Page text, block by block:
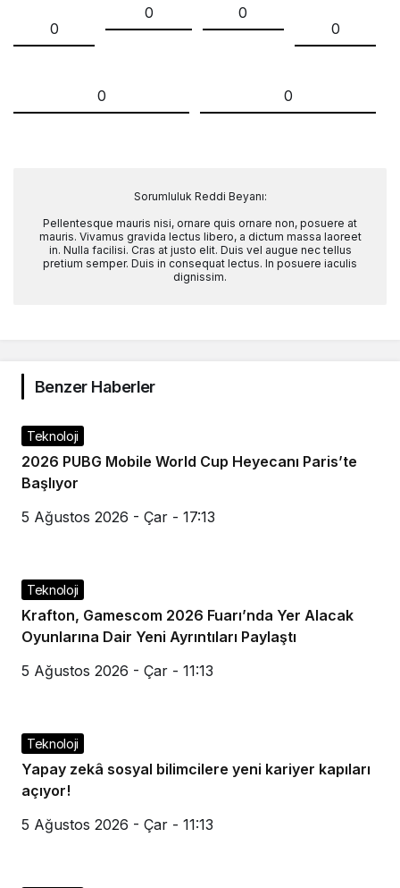
0
0
0
0
0 0
Sorumluluk Reddi Beyanı:
Pellentesque mauris nisi, ornare quis ornare non, posuere at
mauris. Vivamus gravida lectus libero, a dictum massa laoreet
in. Nulla facilisi. Cras at justo elit. Duis vel augue nec tellus
pretium semper. Duis in consequat lectus. In posuere iaculis
dignissim.
Benzer Haberler
Teknoloji
2026 PUBG Mobile World Cup Heyecanı Paris’te
Başlıyor
5 Ağustos 2026 - Çar - 17:13
Teknoloji
Krafton, Gamescom 2026 Fuarı’nda Yer Alacak
Oyunlarına Dair Yeni Ayrıntıları Paylaştı
5 Ağustos 2026 - Çar - 11:13
Teknoloji
Yapay zekâ sosyal bilimcilere yeni kariyer kapıları
açıyor!
5 Ağustos 2026 - Çar - 11:13